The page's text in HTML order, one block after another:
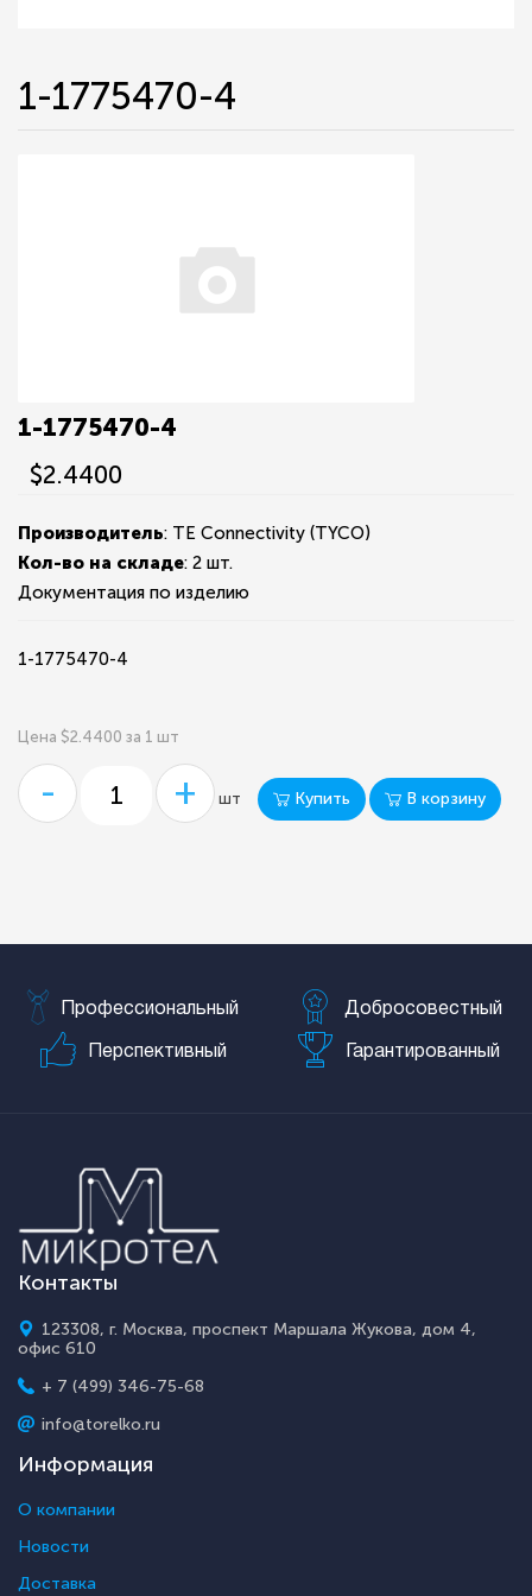
1-1775470-4
1-1775470-4
$2.4400
Производитель: TE Connectivity (TYCO)
Кол-во на складе: 2 шт.
Документация по изделию
1-1775470-4
Цена $2.4400 за 1 шт
- + шт Купить В корзину
Профессиональный Добросовестный
Перспективный Гарантированный
Контакты
123308, г. Москва, проспект Маршала Жукова, дом 4,
офис 610
+ 7 (499) 346-75-68
info@torelko.ru
Информация
О компании
Новости
Доставка